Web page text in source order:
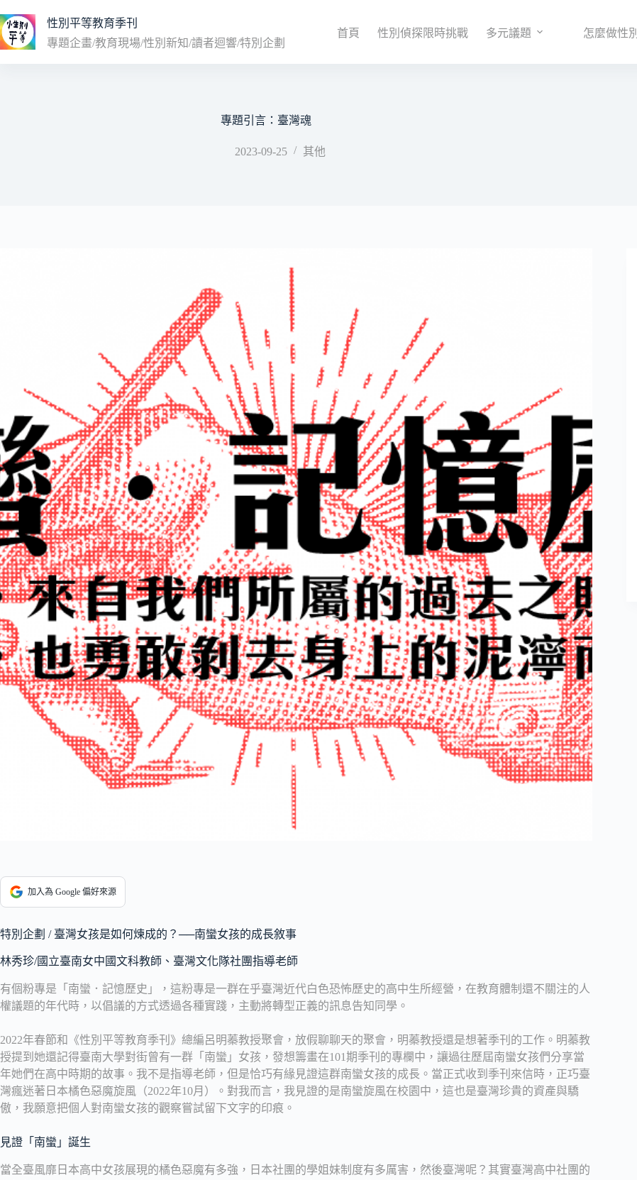
至
主
性別平等教育季刊
專題企畫/教育現場/性別新知/讀者迴響/特別企劃
首頁 性別偵探限時挑戰 多元議題 怎麼做性別
專題引言：臺灣魂
2023-09-25 其他
加入為 Google 偏好來源
特別企劃 / 臺灣女孩是如何煉成的？──南蠻女孩的成長敘事
林秀珍/國立臺南女中國文科教師、臺灣文化隊社團指導老師
有個粉專是「南蠻．記憶歷史」，這粉專是一群在乎臺灣近代白色恐怖歷史的高中生所經營，在教育體制還不關注的人
權議題的年代時，以倡議的方式透過各種實踐，主動將轉型正義的訊息告知同學。
2022年春節和《性別平等教育季刊》總編呂明蓁教授聚會，放假聊聊天的聚會，明蓁教授還是想著季刊的工作。明蓁教
授提到她還記得臺南大學對街曾有一群「南蠻」女孩，發想籌畫在101期季刊的專欄中，讓過往歷屆南蠻女孩們分享當
年她們在高中時期的故事。我不是指導老師，但是恰巧有緣見證這群南蠻女孩的成長。當正式收到季刊來信時，正巧臺
灣瘋迷著日本橘色惡魔旋風（2022年10月）。對我而言，我見證的是南蠻旋風在校園中，這也是臺灣珍貴的資產與驕
傲，我願意把個人對南蠻女孩的觀察嘗試留下文字的印痕。
見證「南蠻」誕生
當全臺風靡日本高中女孩展現的橘色惡魔有多強，日本社團的學姐妹制度有多厲害，然後臺灣呢？其實臺灣高中社團的